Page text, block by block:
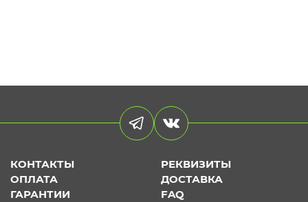
КОНТАКТЫ
РЕКВИЗИТЫ
ОПЛАТА
ДОСТАВКА
ГАРАНТИИ
FAQ